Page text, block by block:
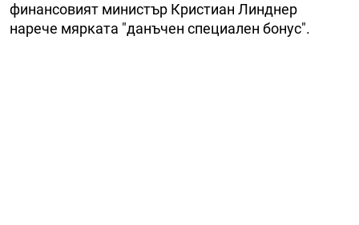
финансовият министър Кристиан Линднер
нарече мярката "данъчен специален бонус".